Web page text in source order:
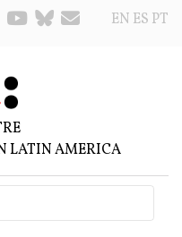
EN ES PT
LATIN AMERICA